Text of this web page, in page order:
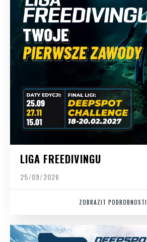
LIGA FREEDIVINGU
25/09/2026
ZOBRAZIT PODROBNOSTI